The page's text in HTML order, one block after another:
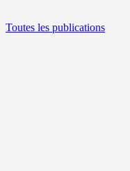
Toutes les publications